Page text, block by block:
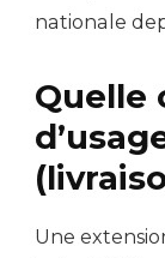
nationale
Quelle
Une